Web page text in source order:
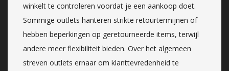
winkelt te controleren voordat je een aankoop doet.
Sommige outlets hanteren strikte retourtermijnen of
hebben beperkingen op geretourneerde items, terwijl
andere meer flexibiliteit bieden. Over het algemeen
streven outlets ernaar om klanttevredenheid te